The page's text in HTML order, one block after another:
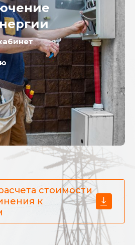
стоимости
к